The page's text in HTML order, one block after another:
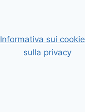
Informativa sui cookie
sulla privacy